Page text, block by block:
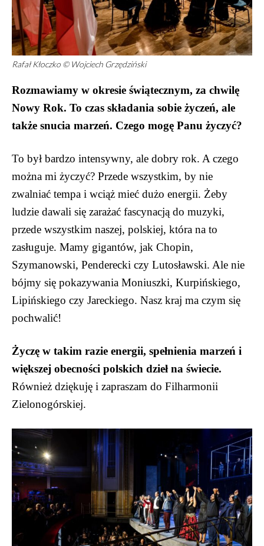
Rafał Kłoczko © Wojciech Grzędziński
Rozmawiamy w okresie świątecznym, za chwilę
Nowy Rok. To czas składania sobie życzeń, ale
także snucia marzeń. Czego mogę Panu życzyć?
To był bardzo intensywny, ale dobry rok. A czego
można mi życzyć? Przede wszystkim, by nie
zwalniać tempa i wciąż mieć dużo energii. Żeby
ludzie dawali się zarażać fascynacją do muzyki,
przede wszystkim naszej, polskiej, która na to
zasługuje. Mamy gigantów, jak Chopin,
Szymanowski, Penderecki czy Lutosławski. Ale nie
bójmy się pokazywania Moniuszki, Kurpińskiego,
Lipińskiego czy Jareckiego. Nasz kraj ma czym się
pochwalić!
Życzę w takim razie energii, spełnienia marzeń i
większej obecności polskich dzieł na świecie.
Również dziękuję i zapraszam do Filharmonii
Zielonogórskiej.